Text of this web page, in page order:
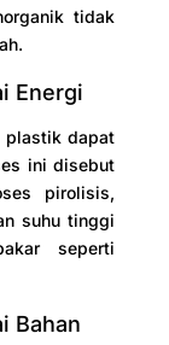
tidak
Energi
plastik dapat
ini disebut
pirolisis,
suhu tinggi
seperti
Bahan